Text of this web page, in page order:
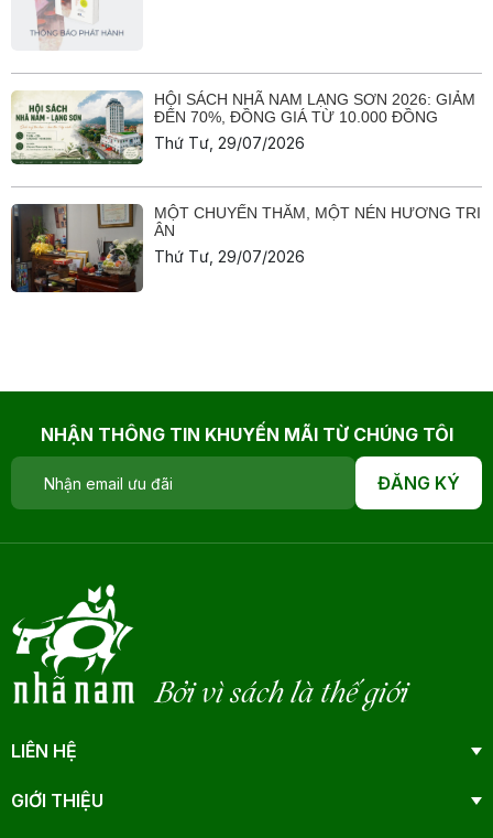
HỘI SÁCH NHÃ NAM LẠNG SƠN 2026: GIẢM
ĐẾN 70%, ĐỒNG GIÁ TỪ 10.000 ĐỒNG
Thứ Tư, 29/07/2026
MỘT CHUYẾN THĂM, MỘT NÉN HƯƠNG TRI
ÂN
Thứ Tư, 29/07/2026
NHẬN THÔNG TIN KHUYẾN MÃI TỪ CHÚNG TÔI
ĐĂNG KÝ
Bởi vì sách là thế giới
LIÊN HỆ
GIỚI THIỆU